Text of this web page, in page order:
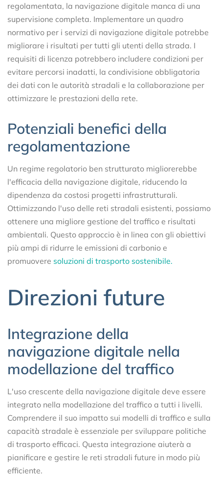
regolamentata, la navigazione digitale manca di una
supervisione completa. Implementare un quadro
normativo per i servizi di navigazione digitale potrebbe
migliorare i risultati per tutti gli utenti della strada. I
requisiti di licenza potrebbero includere condizioni per
evitare percorsi inadatti, la condivisione obbligatoria
dei dati con le autorità stradali e la collaborazione per
ottimizzare le prestazioni della rete.
Potenziali benefici della
regolamentazione
Un regime regolatorio ben strutturato migliorerebbe
l'efficacia della navigazione digitale, riducendo la
dipendenza da costosi progetti infrastrutturali.
Ottimizzando l'uso delle reti stradali esistenti, possiamo
ottenere una migliore gestione del traffico e risultati
ambientali. Questo approccio è in linea con gli obiettivi
più ampi di ridurre le emissioni di carbonio e
promuovere soluzioni di trasporto sostenibile.
Direzioni future
Integrazione della
navigazione digitale nella
modellazione del traffico
L'uso crescente della navigazione digitale deve essere
integrato nella modellazione del traffico a tutti i livelli.
Comprendere il suo impatto sui modelli di traffico e sulla
capacità stradale è essenziale per sviluppare politiche
di trasporto efficaci. Questa integrazione aiuterà a
pianificare e gestire le reti stradali future in modo più
efficiente.